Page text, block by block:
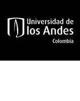
Skip to main